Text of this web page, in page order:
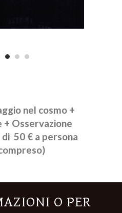
nel cosmo +
+ Osservazione
50 € a persona
O PER